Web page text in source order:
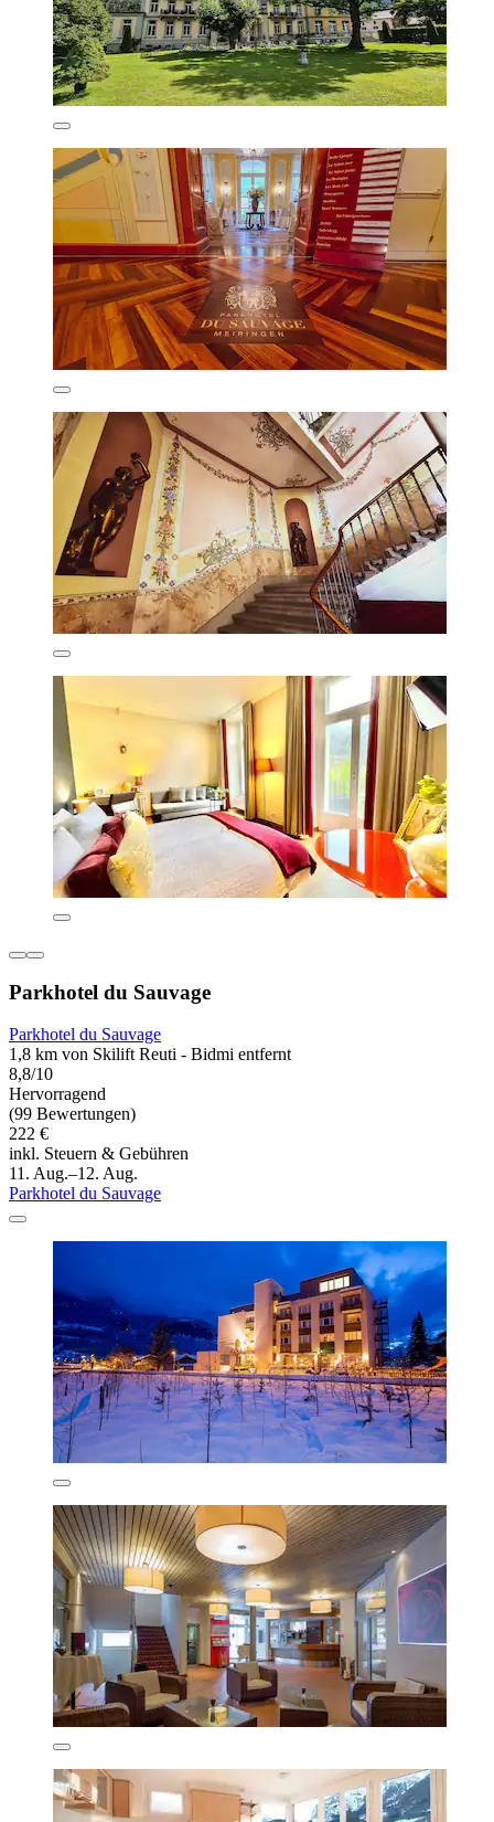
Parkhotel du Sauvage
Parkhotel du Sauvage
1,8 km von Skilift Reuti - Bidmi entfernt
8,8/10
Hervorragend
(99 Bewertungen)
222 €
inkl. Steuern & Gebühren
11. Aug.–12. Aug.
Parkhotel du Sauvage